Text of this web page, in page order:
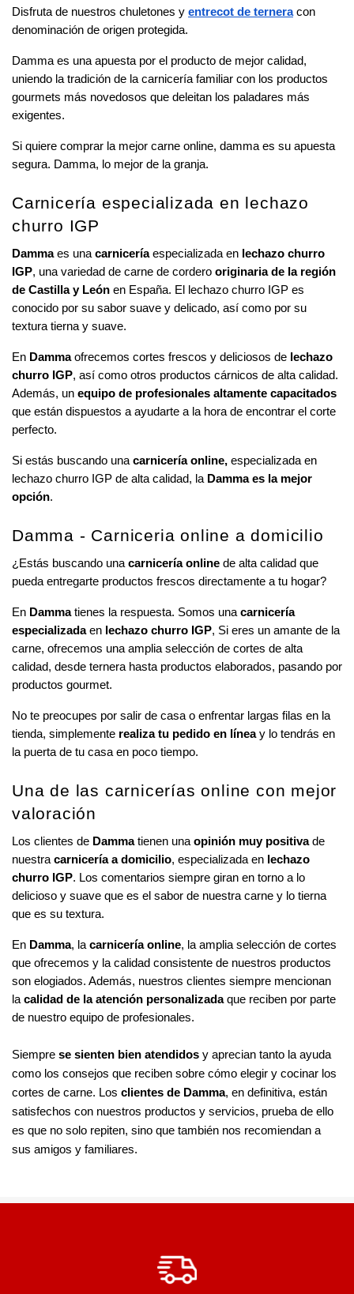
Disfruta de nuestros chuletones y entrecot de ternera con
denominación de origen protegida.
Damma es una apuesta por el producto de mejor calidad,
uniendo la tradición de la carnicería familiar con los productos
gourmets más novedosos que deleitan los paladares más
exigentes.
Si quiere comprar la mejor carne online, damma es su apuesta
segura. Damma, lo mejor de la granja.
Carnicería especializada en lechazo
churro IGP
Damma es una carnicería especializada en lechazo churro
IGP, una variedad de carne de cordero originaria de la región
de Castilla y León en España. El lechazo churro IGP es
conocido por su sabor suave y delicado, así como por su
textura tierna y suave.
En Damma ofrecemos cortes frescos y deliciosos de lechazo
churro IGP, así como otros productos cárnicos de alta calidad.
Además, un equipo de profesionales altamente capacitados
que están dispuestos a ayudarte a la hora de encontrar el corte
perfecto.
Si estás buscando una carnicería online, especializada en
lechazo churro IGP de alta calidad, la Damma es la mejor
opción.
Damma - Carniceria online a domicilio
¿Estás buscando una carnicería online de alta calidad que
pueda entregarte productos frescos directamente a tu hogar?
En Damma tienes la respuesta. Somos una carnicería
especializada en lechazo churro IGP, Si eres un amante de la
carne, ofrecemos una amplia selección de cortes de alta
calidad, desde ternera hasta productos elaborados, pasando por
productos gourmet.
No te preocupes por salir de casa o enfrentar largas filas en la
tienda, simplemente realiza tu pedido en línea y lo tendrás en
la puerta de tu casa en poco tiempo.
Una de las carnicerías online con mejor
valoración
Los clientes de Damma tienen una opinión muy positiva de
nuestra carnicería a domicilio, especializada en lechazo
churro IGP. Los comentarios siempre giran en torno a lo
delicioso y suave que es el sabor de nuestra carne y lo tierna
que es su textura.
En Damma, la carnicería online, la amplia selección de cortes
que ofrecemos y la calidad consistente de nuestros productos
son elogiados. Además, nuestros clientes siempre mencionan
la calidad de la atención personalizada que reciben por parte
de nuestro equipo de profesionales.
Siempre se sienten bien atendidos y aprecian tanto la ayuda
como los consejos que reciben sobre cómo elegir y cocinar los
cortes de carne. Los clientes de Damma, en definitiva, están
satisfechos con nuestros productos y servicios, prueba de ello
es que no solo repiten, sino que también nos recomiendan a
sus amigos y familiares.